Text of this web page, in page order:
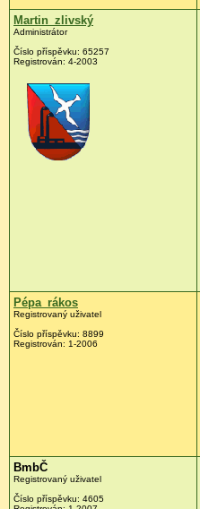
Martin_zlivský
Administrátor
Číslo příspěvku: 65257
Registrován: 4-2003
Pépa_rákos
Registrovaný uživatel
Číslo příspěvku: 8899
Registrován: 1-2006
BmbČ
Registrovaný uživatel
Číslo příspěvku: 4605